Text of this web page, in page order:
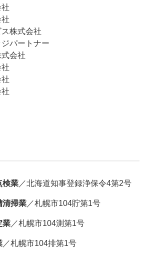
株式会社
パートナー
会社
検業 ／北海道知事登録浄保令4第2号
清掃業 ／札幌市104貯第1号
業 ／札幌市104測第1号
／札幌市104排第1号